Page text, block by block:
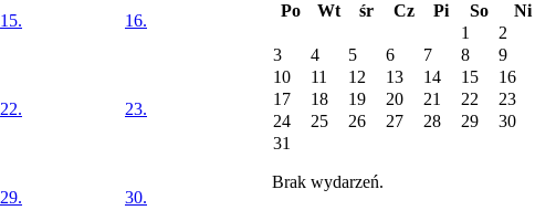
15. 16.
22. 23.
29. 30.
Po
Wt śr Cz Pi So
Ni
1
2
3
4 5 6 7 8
9
10
11 12 13 14 15
16
17
18 19 20 21 22
23
24
25 26 27 28 29
30
31
Brak wydarzeń.